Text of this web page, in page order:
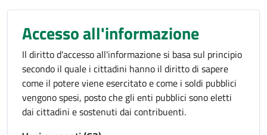
Accesso all'informazione
Il diritto d'accesso all'informazione si basa sul principio
secondo il quale i cittadini hanno il diritto di sapere
come il potere viene esercitato e come i soldi pubblici
vengono spesi, posto che gli enti pubblici sono eletti
dai cittadini e sostenuti dai contribuenti.